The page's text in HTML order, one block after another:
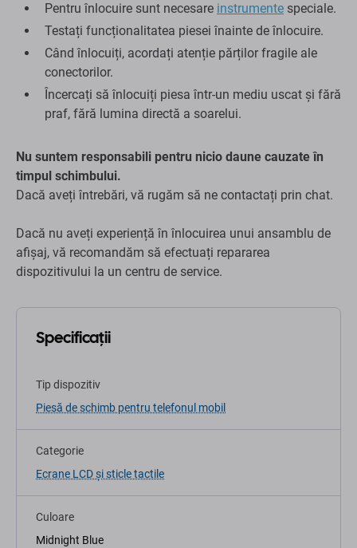
Pentru înlocuire sunt necesare instrumente speciale.
Testați funcționalitatea piesei înainte de înlocuire.
Când înlocuiți, acordați atenție părților fragile ale
conectorilor.
Încercați să înlocuiți piesa într-un mediu uscat și fără
praf, fără lumina directă a soarelui.
Nu suntem responsabili pentru nicio daune cauzate în
timpul schimbului.
Dacă aveți întrebări, vă rugăm să ne contactați prin chat.
Dacă nu aveți experiență în înlocuirea unui ansamblu de
afișaj, vă recomandăm să efectuați repararea
dispozitivului la un centru de service.
Specificații
Tip dispozitiv
Piesă de schimb pentru telefonul mobil
Categorie
Ecrane LCD și sticle tactile
Culoare
Midnight Blue